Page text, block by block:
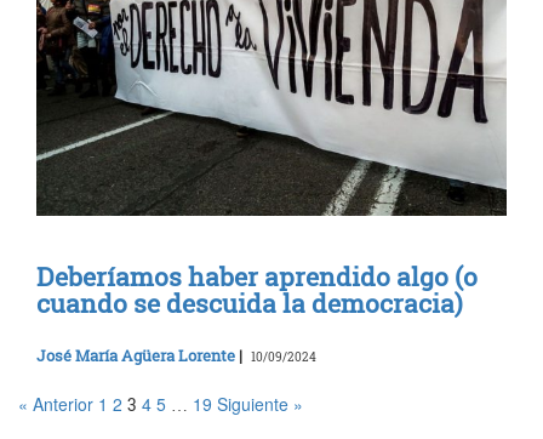
Deberíamos haber aprendido algo (o
cuando se descuida la democracia)
José María Agüera Lorente | 10/09/2024
« Anterior 1 2 3 4 5 … 19 Siguiente »